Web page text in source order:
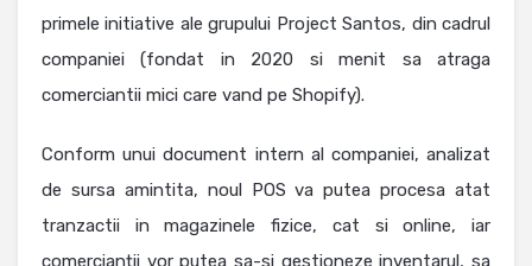
primele initiative ale grupului Project Santos, din cadrul
companiei (fondat in 2020 si menit sa atraga
comerciantii mici care vand pe Shopify).
Conform unui document intern al companiei, analizat
de sursa amintita, noul POS va putea procesa atat
tranzactii in magazinele fizice, cat si online, iar
comercianții vor putea sa-si gestioneze inventarul, sa